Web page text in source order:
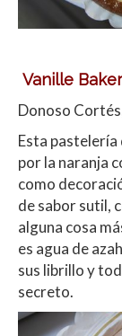
Vanille
Donoso
Esta
por la naranja
como
de sabor sutil,
alguna cosa
es agua de
sus librillo y
secreto.